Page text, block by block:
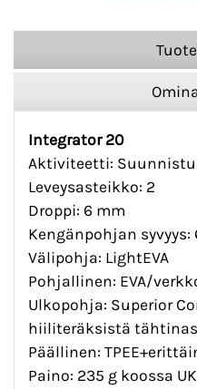
Integrator 20
Aktiviteetti:
Leveysasteikko: 2
Droppi: 6 mm
Kengänpohjan syvyys:
Välipohja: LightEVA
Pohjallinen: EVA/
Ulkopohja: Superior
hiiliteräksistä
Päällinen:
Paino: 235 g koossa